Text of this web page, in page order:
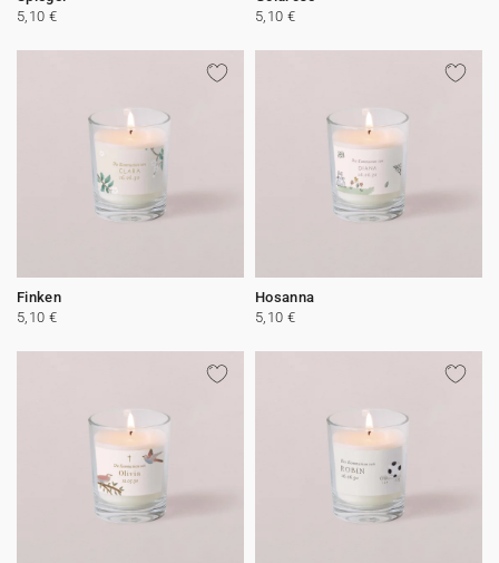
5,10 €
5,10 €
Finken
5,10 €
Hosanna
5,10 €